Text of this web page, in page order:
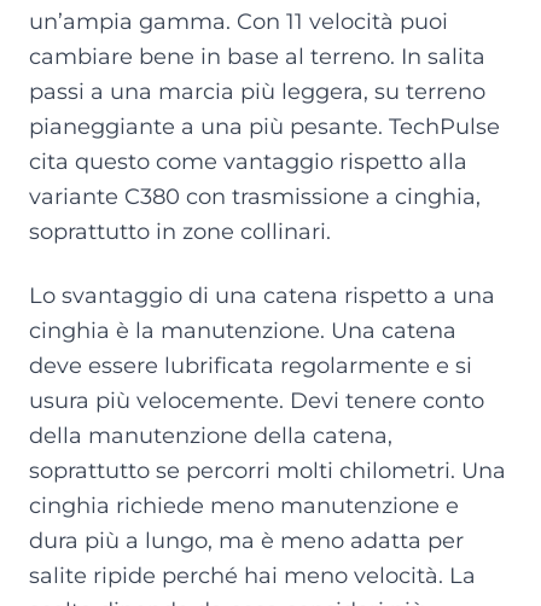
un’ampia gamma. Con 11 velocità puoi
cambiare bene in base al terreno. In salita
passi a una marcia più leggera, su terreno
pianeggiante a una più pesante. TechPulse
cita questo come vantaggio rispetto alla
variante C380 con trasmissione a cinghia,
soprattutto in zone collinari.
Lo svantaggio di una catena rispetto a una
cinghia è la manutenzione. Una catena
deve essere lubrificata regolarmente e si
usura più velocemente. Devi tenere conto
della manutenzione della catena,
soprattutto se percorri molti chilometri. Una
cinghia richiede meno manutenzione e
dura più a lungo, ma è meno adatta per
salite ripide perché hai meno velocità. La